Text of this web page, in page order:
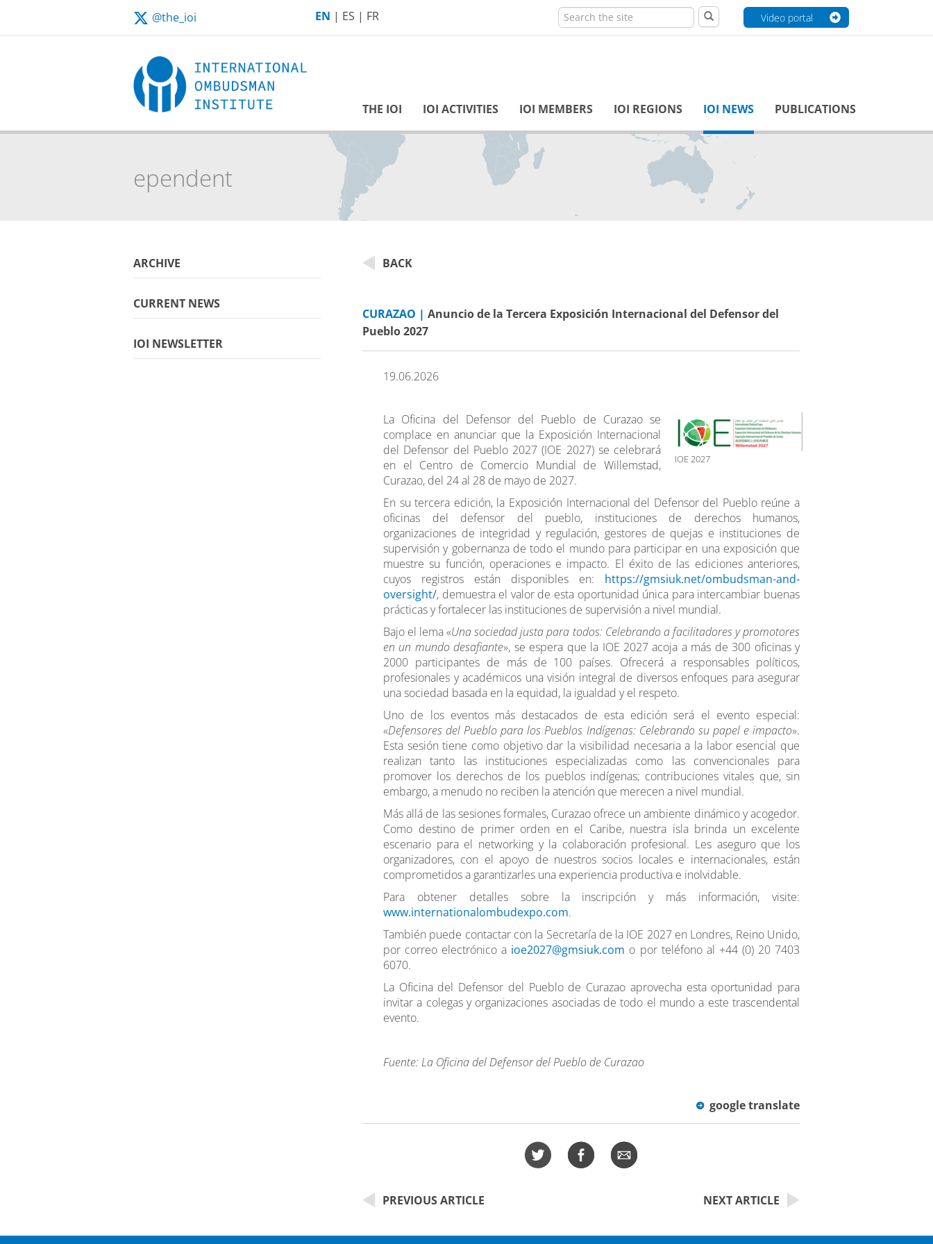
@the_ioi EN | ES | FR Video portal
THE IOI IOI ACTIVITIES IOI MEMBERS IOI REGIONS IOI NEWS PUBLICATIONS
inclusive
ARCHIVE
CURRENT NEWS
IOI NEWSLETTER
BACK
CURAZAO | Anuncio de la Tercera Exposición Internacional del Defensor del
Pueblo 2027
19.06.2026
IOE 2027
La Oficina del Defensor del Pueblo de Curazao se
complace en anunciar que la Exposición Internacional
del Defensor del Pueblo 2027 (IOE 2027) se celebrará
en el Centro de Comercio Mundial de Willemstad,
Curazao, del 24 al 28 de mayo de 2027.
En su tercera edición, la Exposición Internacional del Defensor del Pueblo reúne a
oficinas del defensor del pueblo, instituciones de derechos humanos,
organizaciones de integridad y regulación, gestores de quejas e instituciones de
supervisión y gobernanza de todo el mundo para participar en una exposición que
muestre su función, operaciones e impacto. El éxito de las ediciones anteriores,
cuyos registros están disponibles en: https://gmsiuk.net/ombudsman-and-
oversight/, demuestra el valor de esta oportunidad única para intercambiar buenas
prácticas y fortalecer las instituciones de supervisión a nivel mundial.
Bajo el lema «Una sociedad justa para todos: Celebrando a facilitadores y promotores
en un mundo desafiante», se espera que la IOE 2027 acoja a más de 300 oficinas y
2000 participantes de más de 100 países. Ofrecerá a responsables políticos,
profesionales y académicos una visión integral de diversos enfoques para asegurar
una sociedad basada en la equidad, la igualdad y el respeto.
Uno de los eventos más destacados de esta edición será el evento especial:
«Defensores del Pueblo para los Pueblos Indígenas: Celebrando su papel e impacto».
Esta sesión tiene como objetivo dar la visibilidad necesaria a la labor esencial que
realizan tanto las instituciones especializadas como las convencionales para
promover los derechos de los pueblos indígenas; contribuciones vitales que, sin
embargo, a menudo no reciben la atención que merecen a nivel mundial.
Más allá de las sesiones formales, Curazao ofrece un ambiente dinámico y acogedor.
Como destino de primer orden en el Caribe, nuestra isla brinda un excelente
escenario para el networking y la colaboración profesional. Les aseguro que los
organizadores, con el apoyo de nuestros socios locales e internacionales, están
comprometidos a garantizarles una experiencia productiva e inolvidable.
Para obtener detalles sobre la inscripción y más información, visite:
www.internationalombudexpo.com.
También puede contactar con la Secretaría de la IOE 2027 en Londres, Reino Unido,
por correo electrónico a ioe2027@gmsiuk.com o por teléfono al +44 (0) 20 7403
6070.
La Oficina del Defensor del Pueblo de Curazao aprovecha esta oportunidad para
invitar a colegas y organizaciones asociadas de todo el mundo a este trascendental
evento.
Fuente: La Oficina del Defensor del Pueblo de Curazao
google translate
PREVIOUS ARTICLE NEXT ARTICLE